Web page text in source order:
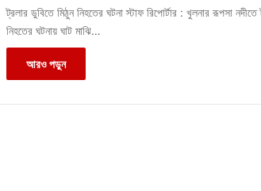
ট্রলার ডুবিতে মিঠুন নিহতের ঘটনা স্টাফ রিপোর্টার : খুলনার রূপসা
নিহতের ঘটনায় ঘাট মাঝি…
আরও পড়ুন